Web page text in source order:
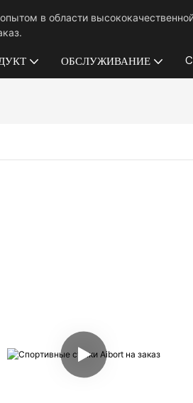
в области
ОБСЛУЖИВАНИЕ